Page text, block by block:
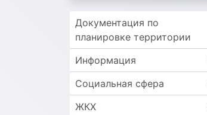
Документация по
планировке территории
Информация
Социальная сфера
ЖКХ